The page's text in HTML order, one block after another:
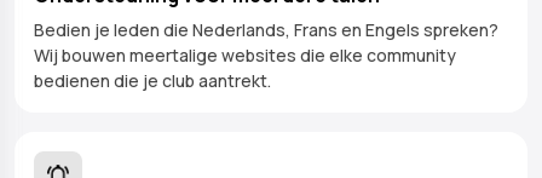
Bedien je leden die Nederlands, Frans en Engels spreken?
Wij bouwen meertalige websites die elke community
bedienen die je club aantrekt.